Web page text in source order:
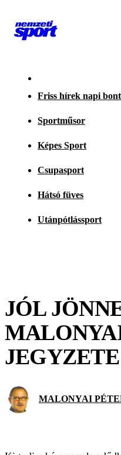
Friss hírek napi
Sportműsor
Képes Sport
Csupasport
Hátsó füves
Utánpótlássport
JÓL
JEGYZETE
MALONYAI